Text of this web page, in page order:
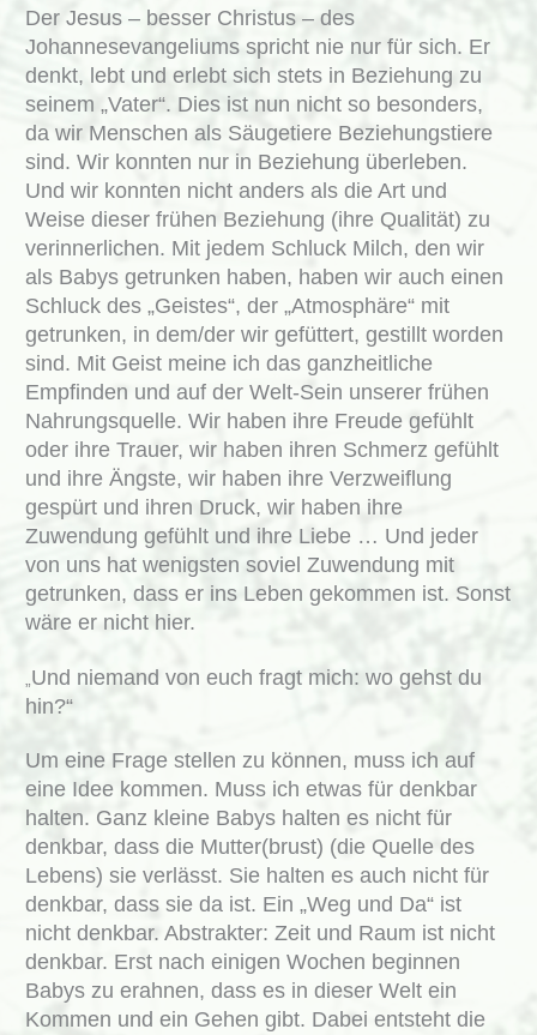
Der Jesus – besser Christus – des
Johannesevangeliums spricht nie nur für sich. Er
denkt, lebt und erlebt sich stets in Beziehung zu
seinem „Vater“. Dies ist nun nicht so besonders,
da wir Menschen als Säugetiere Beziehungstiere
sind. Wir konnten nur in Beziehung überleben.
Und wir konnten nicht anders als die Art und
Weise dieser frühen Beziehung (ihre Qualität) zu
verinnerlichen. Mit jedem Schluck Milch, den wir
als Babys getrunken haben, haben wir auch einen
Schluck des „Geistes“, der „Atmosphäre“ mit
getrunken, in dem/der wir gefüttert, gestillt worden
sind. Mit Geist meine ich das ganzheitliche
Empfinden und auf der Welt-Sein unserer frühen
Nahrungsquelle. Wir haben ihre Freude gefühlt
oder ihre Trauer, wir haben ihren Schmerz gefühlt
und ihre Ängste, wir haben ihre Verzweiflung
gespürt und ihren Druck, wir haben ihre
Zuwendung gefühlt und ihre Liebe … Und jeder
von uns hat wenigsten soviel Zuwendung mit
getrunken, dass er ins Leben gekommen ist. Sonst
wäre er nicht hier.
Und niemand von euch fragt mich: wo gehst du
hin?“
Um eine Frage stellen zu können, muss ich auf
eine Idee kommen. Muss ich etwas für denkbar
halten. Ganz kleine Babys halten es nicht für
denkbar, dass die Mutter(brust) (die Quelle des
Lebens) sie verlässt. Sie halten es auch nicht für
denkbar, dass sie da ist. Ein „Weg und Da“ ist
nicht denkbar. Abstrakter: Zeit und Raum ist nicht
denkbar. Erst nach einigen Wochen beginnen
Babys zu erahnen, dass es in dieser Welt ein
Kommen und ein Gehen gibt. Dabei entsteht die